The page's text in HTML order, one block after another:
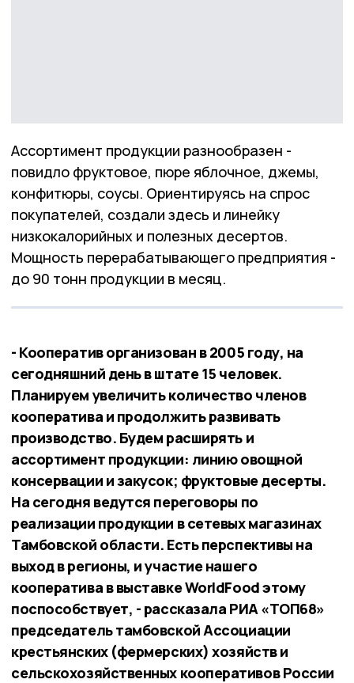
Ассортимент продукции разнообразен -
повидло фруктовое, пюре яблочное, джемы,
конфитюры, соусы. Ориентируясь на спрос
покупателей, создали здесь и линейку
низкокалорийных и полезных десертов.
Мощность перерабатывающего предприятия -
до 90 тонн продукции в месяц.
- Кооператив организован в 2005 году, на
сегодняшний день в штате 15 человек.
Планируем увеличить количество членов
кооператива и продолжить развивать
производство. Будем расширять и
ассортимент продукции: линию овощной
консервации и закусок; фруктовые десерты.
На сегодня ведутся переговоры по
реализации продукции в сетевых магазинах
Тамбовской области. Есть перспективы на
выход в регионы, и участие нашего
кооператива в выставке WorldFood этому
поспособствует, - рассказала РИА «ТОП68»
председатель тамбовской Ассоциации
крестьянских (фермерских) хозяйств и
сельскохозяйственных кооперативов России